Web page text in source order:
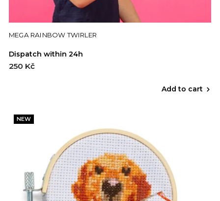
MEGA RAINBOW TWIRLER
Dispatch within 24h
250 Kč
Add to cart
NEW